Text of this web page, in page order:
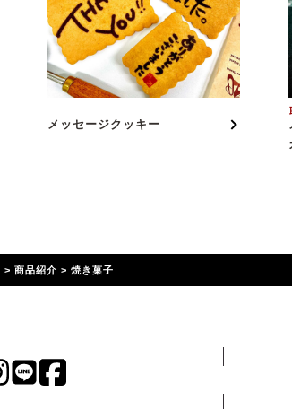
メッセージクッキー
>商品紹介 >焼き菓子